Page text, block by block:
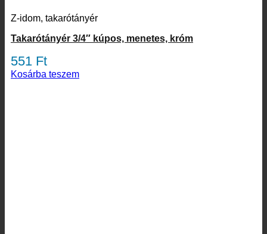
Z-idom, takarótányér
Takarótányér 3/4″ kúpos, menetes, króm
551 Ft
Kosárba teszem